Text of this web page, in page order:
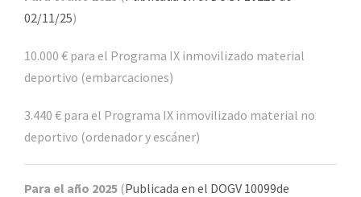
02/11/25)
10.000 € para el Programa IX inmovilizado material
deportivo (embarcaciones)
3.440 € para el Programa IX inmovilizado material no
deportivo (ordenador y escáner)
Para el año 2025 (Publicada en el DOGV 10099de